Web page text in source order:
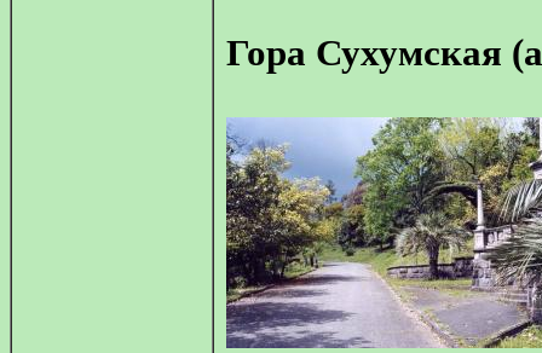
Гора Сухумская